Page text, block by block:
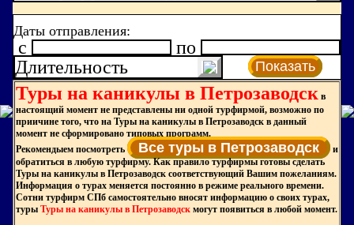
Даты отправления:
c
по
Длительность
Показать
Туры на каникулы в Петрозаводск в
настоящий момент не представлены ни одной турфирмой, возможно по
приичине того, что на Туры на каникулы в Петрозаводск в данный
момент не сформировано типовых программ.
Рекомендыем посмотреть Все туры в Петрозаводск и
обратиться в любую турфирму. Как правило турфирмы готовы сделать
Туры на каникулы в Петрозаводск соответствующий Вашим пожеланиям.
Информация о турах меняется постоянно в режиме реального времени.
Сотни турфирм СПб самостоятельно вносят информацию о своих турах,
туры Туры на каникулы в Петрозаводск могут появиться в любой момент.